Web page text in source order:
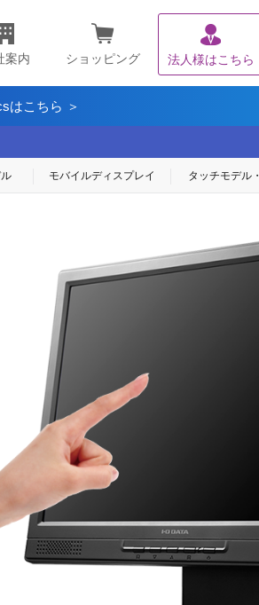
案内 ショッピング 法人様はこちら
はこちら ＞
モバイルディスプレイ タッチモデル・